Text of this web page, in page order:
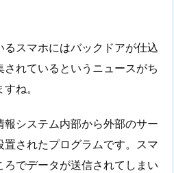
スマホにはバックドアが仕込
れているというニュースがち
ね。
システム内部から外部のサー
されたプログラムです。スマ
でデータが送信されてしまい